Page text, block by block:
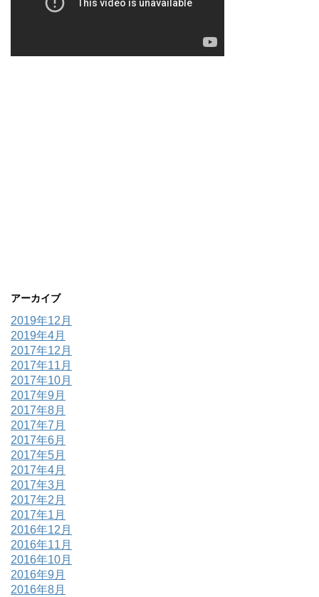
アーカイブ
2019年12月
2019年4月
2017年12月
2017年11月
2017年10月
2017年9月
2017年8月
2017年7月
2017年6月
2017年5月
2017年4月
2017年3月
2017年2月
2017年1月
2016年12月
2016年11月
2016年10月
2016年9月
2016年8月